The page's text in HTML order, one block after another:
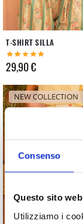
Consenso
Questo sito
Utilizziamo i
T-SHIRT SILLA
29,90€
NEW COLLECTION